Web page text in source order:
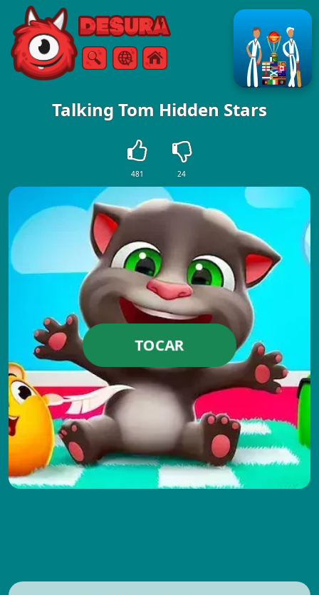
Free Online Games
BuscarMenú
Talking Tom Hidden Stars
481 24
TOCAR